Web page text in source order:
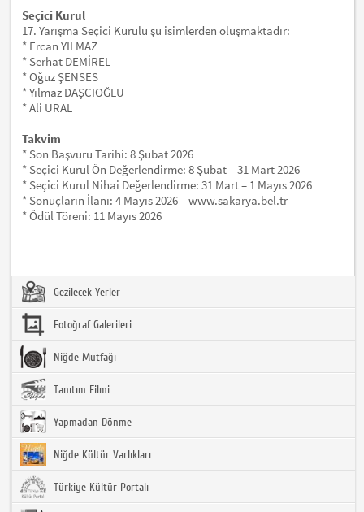
Seçici Kurul
17. Yarışma Seçici Kurulu şu isimlerden oluşmaktadır:
* Ercan YILMAZ
* Serhat DEMİREL
* Oğuz ŞENSES
* Yılmaz DAŞCIOĞLU
* Ali URAL
Takvim
* Son Başvuru Tarihi: 8 Şubat 2026
* Seçici Kurul Ön Değerlendirme: 8 Şubat – 31 Mart 2026
* Seçici Kurul Nihai Değerlendirme: 31 Mart – 1 Mayıs 2026
* Sonuçların İlanı: 4 Mayıs 2026 – www.sakarya.bel.tr
* Ödül Töreni: 11 Mayıs 2026
Gezilecek Yerler
Fotoğraf Galerileri
Niğde Mutfağı
Tanıtım Filmi
Yapmadan Dönme
Niğde Kültür Varlıkları
Türkiye Kültür Portalı